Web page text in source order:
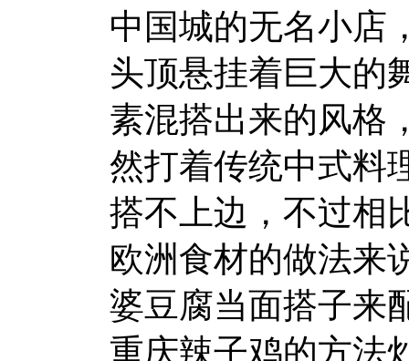
中国城的无名小店
头顶悬挂着巨大的
素混搭出来的风格
然打着传统中式料
搭不上边，不过相
欧洲食材的做法来
婆豆腐当面搭子来
重庆辣子鸡的方法